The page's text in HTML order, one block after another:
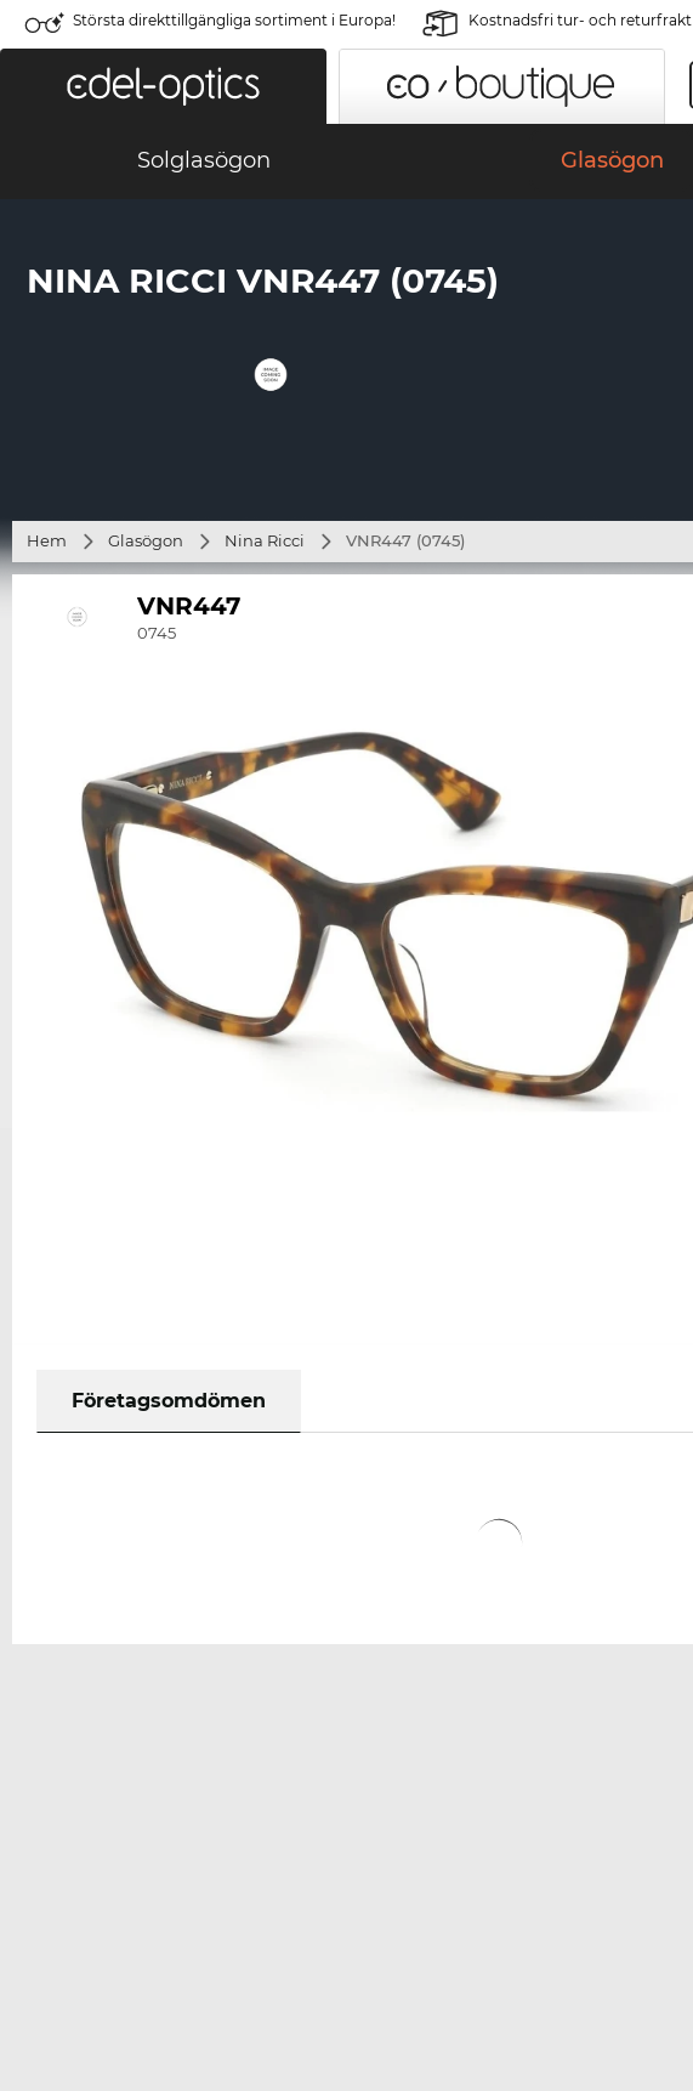
Största direkttillgängliga sortiment i Europa! Kostnadsfri tur- och returfrakt
Solglasögon Glasögon
NINA RICCI VNR447 (0745)
Hem Glasögon Nina Ricci VNR447 (0745)
VNR447
0745
Företagsomdömen